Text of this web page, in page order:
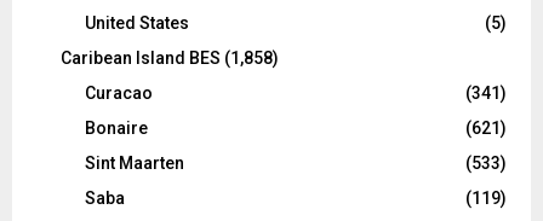
United States
(5)
Caribean Island BES (1,858)
Curacao
(341)
Bonaire
(621)
Sint Maarten
(533)
Saba
(119)